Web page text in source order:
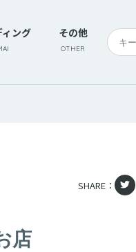
ング その他
OTHER
SHARE：
店